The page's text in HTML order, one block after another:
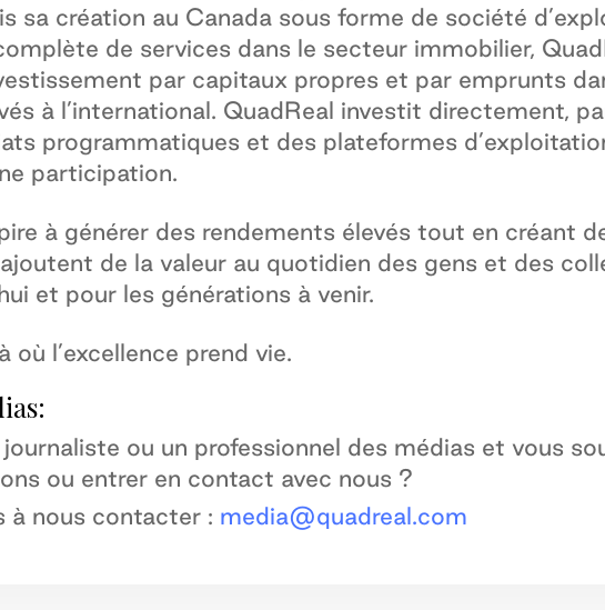
sa création au Canada sous forme de société
de services dans le secteur immobilier,
par capitaux propres et par emprunts
à l’international. QuadReal investit directement,
programmatiques et des plateformes
participation.
à générer des rendements élevés tout en créant
de la valeur au quotidien des gens et des
et pour les générations à venir.
où l’excellence prend vie.
ou un professionnel des médias et vous
ou entrer en contact avec nous ?
à nous contacter : media@quadreal.com